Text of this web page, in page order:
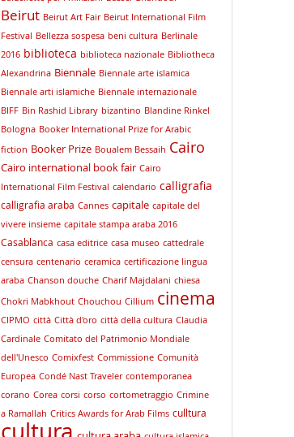
Beirut Beirut Art Fair Beirut International Film
Festival Bellezza sospesa beni cultura Berlinale
2016 biblioteca biblioteca nazionale Bibliotheca
Alexandrina Biennale Biennale arte islamica
Biennale arti islamiche Biennale internazionale
BIFF Bin Rashid Library bizantino Blandine Rinkel
Bologna Booker International Prize for Arabic
fiction Booker Prize Boualem Bessaih Cairo
Cairo international book fair Cairo
International Film Festival calendario calligrafia
calligrafia araba Cannes capitale capitale del
vivere insieme capitale stampa araba 2016
Casablanca casa editrice casa museo cattedrale
censura centenario ceramica certificazione lingua
araba Chanson douche Charif Majdalani chiesa
Chokri Mabkhout Chouchou Cillium cinema
CIPMO città Città d'oro città della cultura Claudia
Cardinale Comitato del Patrimonio Mondiale
dell'Unesco Comixfest Commissione Comunità
Europea Condé Nast Traveler contemporanea
corano Corea corsi corso cortometraggio Crimine
a Ramallah Critics Awards for Arab Films culltura
cultura